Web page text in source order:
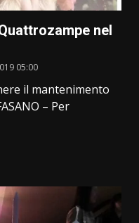
nel
05:00
il mantenimento
– Per